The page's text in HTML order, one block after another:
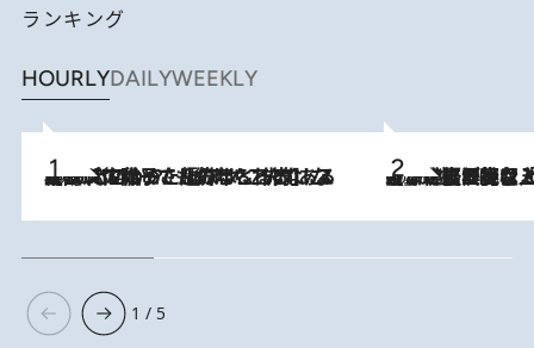
ランキング
HOURLYDAILYWEEKLY
2026.8.5
【阿川佐和子さんの年とる力】なぜ70代で始めた趣味は“こんなに楽しい”のか？ ピアノ、俳句…スランプに陥っても続けられる“ある秘訣”とは 2026.8.5
【なぜ吉沢亮は「気配を消せる」のか？】興行収入208億の『国宝』を経て挑むミュージカル『ディア・エヴァン・ハンセン』。トップ俳優が舞台上でさらけ出した“孤独”とは
1 / 5